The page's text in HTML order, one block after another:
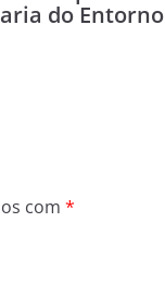
do Entorno
com *